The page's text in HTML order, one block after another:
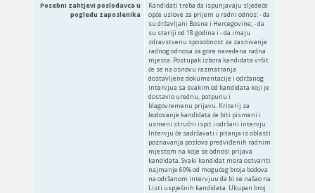
Posebni zahtjevi poslodavca u
pogledu zaposlenika
Kandidati treba da ispunjavaju sljedeće
opće uslove za prijem u radni odnos: - da
su državljani Bosne i Hercegovine; - da
su stariji od 18 godina i - da imaju
zdravstvenu sposobnost za zasnivanje
radnog odnosa za gore navedena radna
mjesta. Postupak izbora kandidata vršit
će se na osnovu razmatranja
dostavljene dokumentacije i održanog
intervjua sa svakim od kandidata koji je
dostavio urednu, potpunu i
blagovremenu prijavu. Kriterij za
bodovanje kandidata će biti pismeni i
usmeni stručni ispit i održani intervju.
Intervju će sadržavati i pitanja iz oblasti
poznavanja poslova predviđenih radnim
mjestom na koje se odnosi prijava
kandidata. Svaki kandidat mora ostvariti
najmanje 60% od mogućeg broja bodova
na održanom intervjuu da bi se našao na
Listi uspješnih kandidata. Ukupan broj